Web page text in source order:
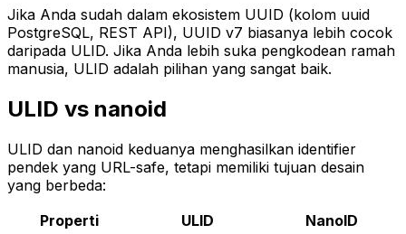
Jika Anda sudah dalam ekosistem UUID (kolom uuid
PostgreSQL, REST API), UUID v7 biasanya lebih cocok
daripada ULID. Jika Anda lebih suka pengkodean ramah
manusia, ULID adalah pilihan yang sangat baik.
ULID vs nanoid
ULID dan nanoid keduanya menghasilkan identifier
pendek yang URL-safe, tetapi memiliki tujuan desain
yang berbeda:
Properti
ULID
NanoID